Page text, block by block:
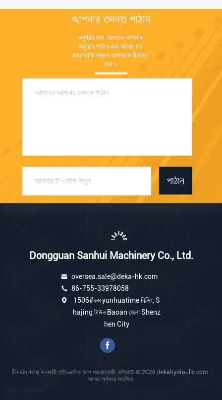
আপনার তদন্ত পাঠান
অনুগ্রহ করে আমাদের আপনার
অনুরোধ পাঠান এবং আমরা যত
তাড়াতাড়ি সম্ভব আপনাকে উত্তর
দেব।
পাঠান
Dongguan Sanhui Machinery Co., Ltd.
oversea.sale@deka-hk.com
86-755-33978058
1506#রুম yunhuatime বিল্ডিং, S
hajing টাউন Baoan জেলা Shenz
hen City
চীন ভাল মানের খননকারী হাইড্রোলিক পাম্প সরবরাহকারী. কপিরাইট © 2026 dekahydraulic.com .
সমস্ত অধিকার সংরক্ষিত.